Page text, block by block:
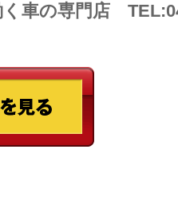
く車の専門店